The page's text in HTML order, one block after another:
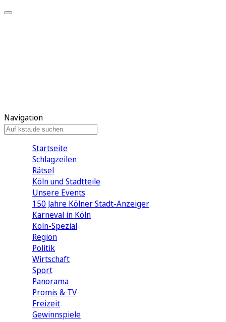
Navigation
Startseite
Schlagzeilen
Rätsel
Köln und Stadtteile
Unsere Events
150 Jahre Kölner Stadt-Anzeiger
Karneval in Köln
Köln-Spezial
Region
Politik
Wirtschaft
Sport
Panorama
Promis & TV
Freizeit
Gewinnspiele